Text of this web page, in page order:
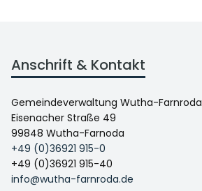
Anschrift & Kontakt
Gemeindeverwaltung Wutha-Farnroda
Eisenacher Straße 49
99848 Wutha-Farnoda
+49 (0)36921 915-0
+49 (0)36921 915-40
info@wutha-farnroda.de